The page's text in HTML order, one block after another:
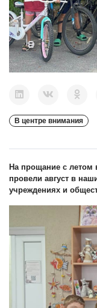
В центре внимания
На прощание с летом
провели август в
учреждениях и